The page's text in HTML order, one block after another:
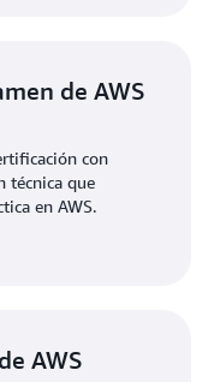
de AWS
con
técnica que
en AWS.
AWS